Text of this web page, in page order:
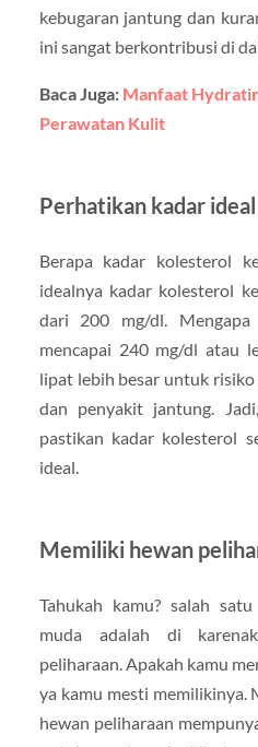
kebugaran jantung dan
ini sangat berkontribusi di
Baca Juga: Manfaat
Perawatan Kulit
Perhatikan kadar
Berapa kadar kolesterol
idealnya kadar kolesterol
dari 200 mg/dl.
mencapai 240 mg/dl atau
lipat lebih besar untuk
dan penyakit jantung.
pastikan kadar kolesterol
ideal.
Memiliki hewan
Tahukah kamu? salah
muda adalah di
peliharaan. Apakah kamu
ya kamu mesti memilikinya.
hewan peliharaan